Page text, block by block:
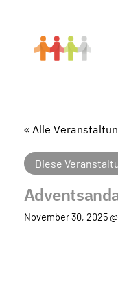
« Alle
Diese
November 30, 2025